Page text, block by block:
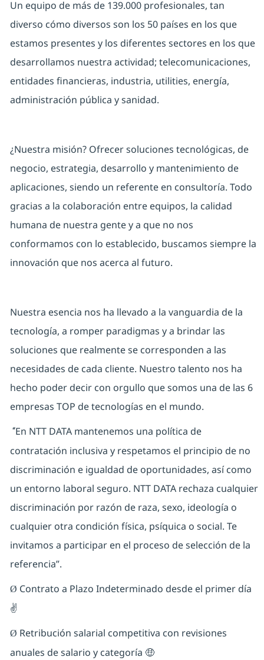
Un equipo de más de 139.000 profesionales, tan
diverso cómo diversos son los 50 países en los que
estamos presentes y los diferentes sectores en los que
desarrollamos nuestra actividad; telecomunicaciones,
entidades financieras, industria, utilities, energía,
administración pública y sanidad.
¿Nuestra misión? Ofrecer soluciones tecnológicas, de
negocio, estrategia, desarrollo y mantenimiento de
aplicaciones, siendo un referente en consultoría. Todo
gracias a la colaboración entre equipos, la calidad
humana de nuestra gente y a que no nos
conformamos con lo establecido, buscamos siempre la
innovación que nos acerca al futuro.
Nuestra esencia nos ha llevado a la vanguardia de la
tecnología, a romper paradigmas y a brindar las
soluciones que realmente se corresponden a las
necesidades de cada cliente. Nuestro talento nos ha
hecho poder decir con orgullo que somos una de las 6
empresas TOP de tecnologías en el mundo.
“En NTT DATA mantenemos una política de
contratación inclusiva y respetamos el principio de no
discriminación e igualdad de oportunidades, así como
un entorno laboral seguro. NTT DATA rechaza cualquier
discriminación por razón de raza, sexo, ideología o
cualquier otra condición física, psíquica o social. Te
invitamos a participar en el proceso de selección de la
referencia”.
Ø Contrato a Plazo Indeterminado desde el primer día
✌
Ø Retribución salarial competitiva con revisiones
anuales de salario y categoría 🤑